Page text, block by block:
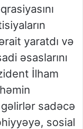
yaratdı və
əsaslarını
İlham
sadəcə
sosial